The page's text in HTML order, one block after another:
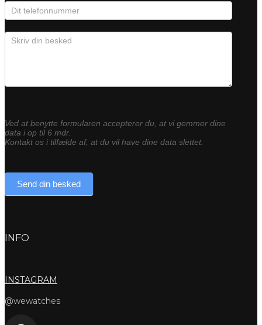
Ved at benytte formularen accepterer du, at vi gemmer dine
data i op til 6 mdr.
Kontakt os i tilfælde af, at du vil have dine data slettet.
Send din besked
INFO
INSTAGRAM
@wewatches